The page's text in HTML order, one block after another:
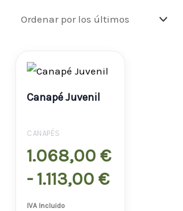
Canapé Juvenil
CANAPÉS
1.068,00€
- 1.113,00€
1.068,00 €
hasta
IVA Incluido